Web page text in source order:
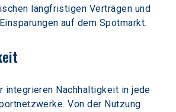
langfristigen Verträgen und
auf dem Spotmarkt.
integrieren Nachhaltigkeit in jede
Von der Nutzung